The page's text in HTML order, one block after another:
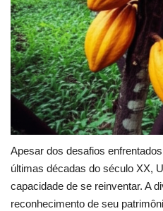
Apesar dos desafios
últimas décadas do século XX,
capacidade de se reinventar. A
reconhecimento de seu